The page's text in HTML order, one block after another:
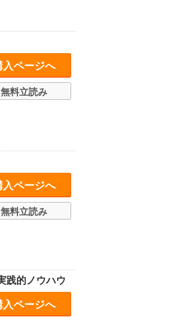
入ページへ
無料立読み
入ページへ
無料立読み
践的ノウハウ
入ページへ